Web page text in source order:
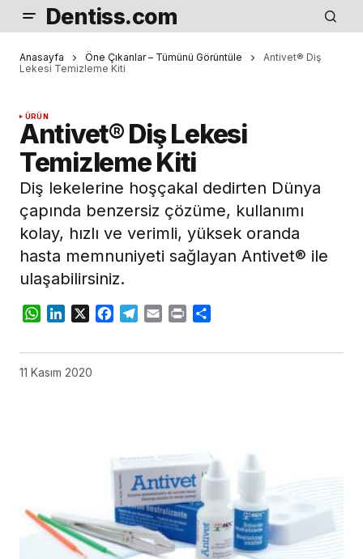
Dentiss.com
Anasayfa Öne Çıkanlar – Tümünü Görüntüle
Antivet® Diş
Lekesi Temizleme Kiti
ÜRÜN
Antivet® Diş Lekesi
Temizleme Kiti
Diş lekelerine hoşçakal dedirten Dünya
çapında benzersiz çözüme, kullanımı
kolay, hızlı ve verimli, yüksek oranda
hasta memnuniyeti sağlayan Antivet® ile
ulaşabilirsiniz.
WhatsApp
LinkedIn
X Facebook
Telegram
Email Print
11 Kasım 2020